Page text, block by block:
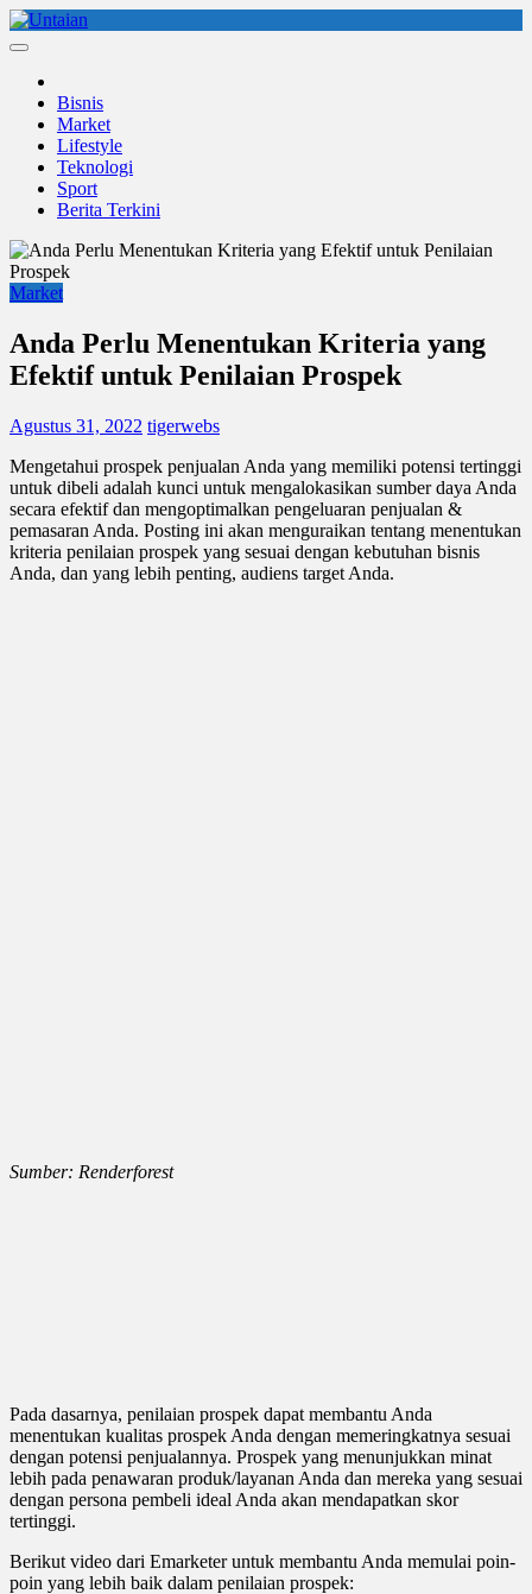
Skip
to
Bisnis
Market
Lifestyle
Teknologi
Sport
Berita Terkini
Market
Anda Perlu Menentukan Kriteria yang
Efektif untuk Penilaian Prospek
Agustus 31, 2022 tigerwebs
Mengetahui prospek penjualan Anda yang memiliki potensi tertinggi
untuk dibeli adalah kunci untuk mengalokasikan sumber daya Anda
secara efektif dan mengoptimalkan pengeluaran penjualan &
pemasaran Anda. Posting ini akan menguraikan tentang menentukan
kriteria penilaian prospek yang sesuai dengan kebutuhan bisnis
Anda, dan yang lebih penting, audiens target Anda.
Sumber: Renderforest
Pada dasarnya, penilaian prospek dapat membantu Anda
menentukan kualitas prospek Anda dengan memeringkatnya sesuai
dengan potensi penjualannya. Prospek yang menunjukkan minat
lebih pada penawaran produk/layanan Anda dan mereka yang sesuai
dengan persona pembeli ideal Anda akan mendapatkan skor
tertinggi.
Berikut video dari Emarketer untuk membantu Anda memulai poin-
poin yang lebih baik dalam penilaian prospek: